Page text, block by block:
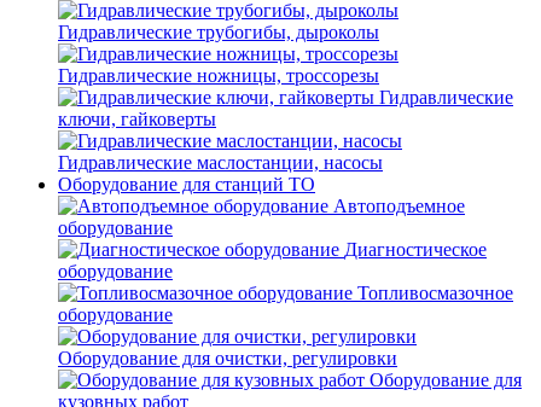
Гидравлические трубогибы, дыроколы
Гидравлические ножницы, троссорезы
Гидравлические
ключи, гайковерты
Гидравлические маслостанции, насосы
Оборудование для станций ТО
Автоподъемное
оборудование
Диагностическое
оборудование
Топливосмазочное
оборудование
Оборудование для очистки, регулировки
Оборудование для
кузовных работ